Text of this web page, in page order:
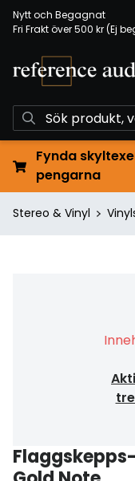
Nytt och Begagnat
Fri Frakt över 500 kr (Ej
Fynda
pengarna
Stereo & Vinyl